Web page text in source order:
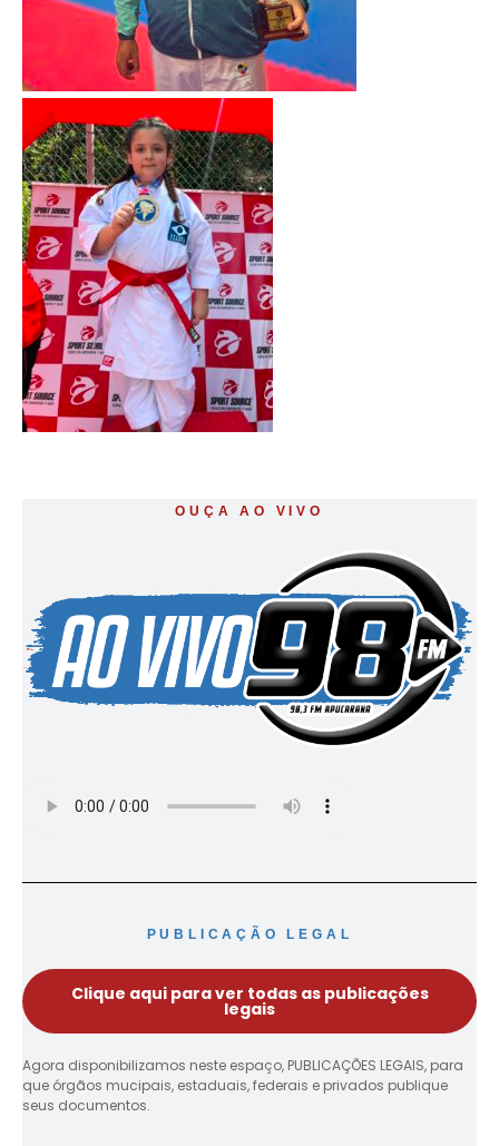
OUÇA AO VIVO
PUBLICAÇÃO LEGAL
Clique aqui para ver todas as publicações
legais
Agora disponibilizamos neste espaço, PUBLICAÇÕES LEGAIS, para
que órgãos mucipais, estaduais, federais e privados publique
seus documentos.